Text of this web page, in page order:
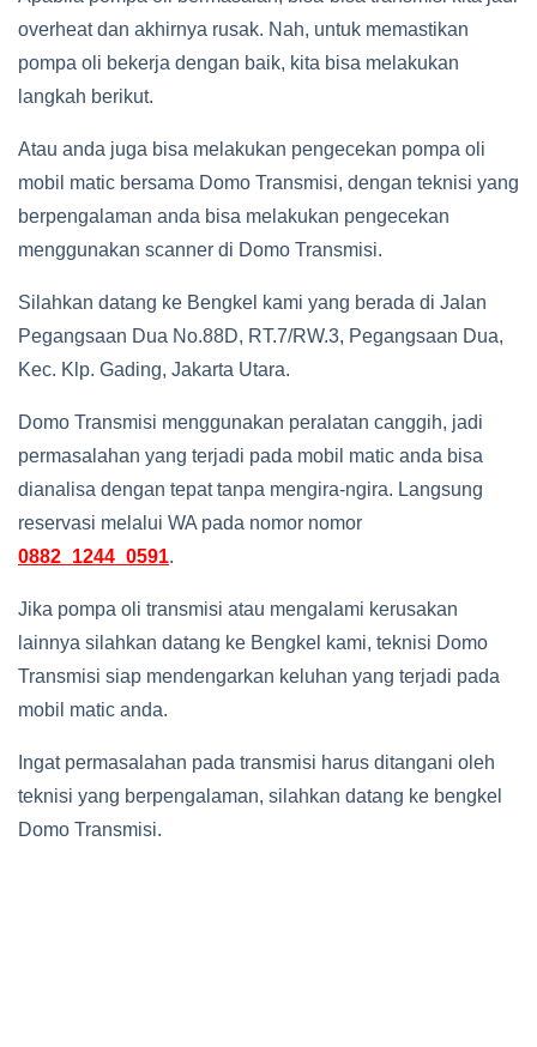
overheat dan akhirnya rusak. Nah, untuk memastikan
pompa oli bekerja dengan baik, kita bisa melakukan
langkah berikut.
Atau anda juga bisa melakukan pengecekan pompa oli
mobil matic bersama Domo Transmisi, dengan teknisi yang
berpengalaman anda bisa melakukan pengecekan
menggunakan scanner di Domo Transmisi.
Silahkan datang ke Bengkel kami yang berada di Jalan
Pegangsaan Dua No.88D, RT.7/RW.3, Pegangsaan Dua,
Kec. Klp. Gading, Jakarta Utara.
Domo Transmisi menggunakan peralatan canggih, jadi
permasalahan yang terjadi pada mobil matic anda bisa
dianalisa dengan tepat tanpa mengira-ngira. Langsung
reservasi melalui WA pada nomor nomor
0882_1244_0591.
Jika pompa oli transmisi atau mengalami kerusakan
lainnya silahkan datang ke Bengkel kami, teknisi Domo
Transmisi siap mendengarkan keluhan yang terjadi pada
mobil matic anda.
Ingat permasalahan pada transmisi harus ditangani oleh
teknisi yang berpengalaman, silahkan datang ke bengkel
Domo Transmisi.